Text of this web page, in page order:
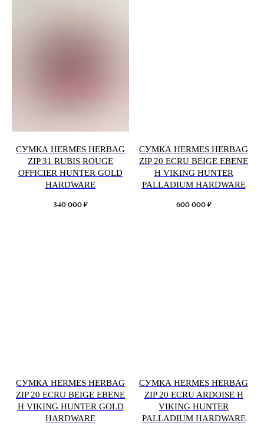
СУМКА HERMES HERBAG
ZIP 31 RUBIS ROUGE
OFFICIER HUNTER GOLD
HARDWARE
340 000 ₽
СУМКА HERMES HERBAG
ZIP 20 ECRU BEIGE EBENE
H VIKING HUNTER
PALLADIUM HARDWARE
600 000 ₽
СУМКА HERMES HERBAG
ZIP 20 ECRU BEIGE EBENE
H VIKING HUNTER GOLD
HARDWARE
СУМКА HERMES HERBAG
ZIP 20 ECRU ARDOISE H
VIKING HUNTER
PALLADIUM HARDWARE